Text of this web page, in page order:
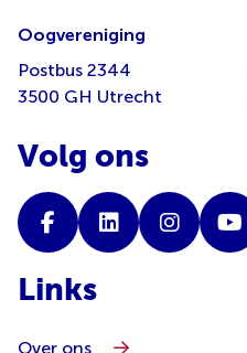
Oogvereniging
Postbus 2344
3500 GH Utrecht
Volg ons
Links
Over ons